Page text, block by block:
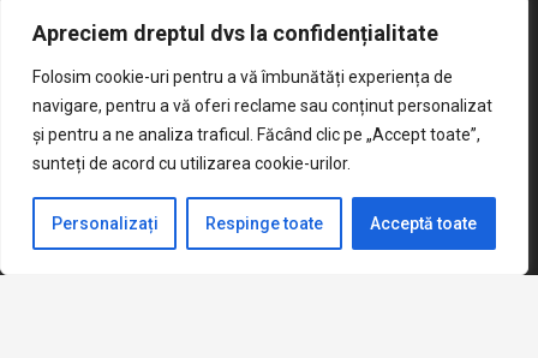
Apreciem dreptul dvs la confidențialitate
Folosim cookie-uri pentru a vă îmbunătăți experiența de
navigare, pentru a vă oferi reclame sau conținut personalizat
și pentru a ne analiza traficul. Făcând clic pe „Accept toate”,
sunteți de acord cu utilizarea cookie-urilor.
Personalizați Respinge toate Acceptă toate
Cereri vizualizare si contestatii Evaluare Nationala 2026
iunie 22, 2026
Broșură Admitere Clasa a IX-a
mai 20, 2026
Anunt concurs sercretar sef
aprilie 2, 2026
Criterii admitere clasa pregatitoare 2026-2027
martie 14, 2026